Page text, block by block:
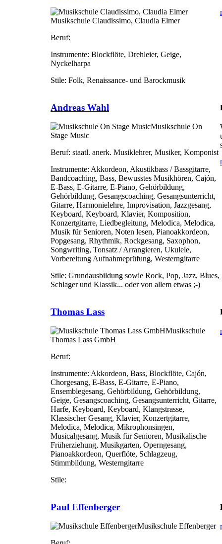
Musikschule Claudissimo, Claudia Elmer
Beruf:
Instrumente: Blockflöte, Drehleier, Geige,
Nyckelharpa
Stile: Folk, Renaissance- und Barockmusik
Andreas Wahl
Musikschule On
Stage Music
Beruf: staatl. anerk. Musiklehrer, Musiker, Komponist
Instrumente: Akkordeon, Akustikbass / Bassgitarre,
Bandcoaching, Bass, Bewusstes Musikhören, Cajón,
E-Bass, E-Gitarre, E-Piano, Gehörbildung,
Gehörbildung, Gesangscoaching, Gesangsunterricht,
Gitarre, Harmonielehre, Improvisation, Jazzgesang,
Keyboard, Keyboard, Klavier, Komposition,
Konzertgitarre, Liedbegleitung, Melodica, Melodica,
Musik für Senioren, Noten lesen, Pianoakkordeon,
Popgesang, Rhythmik, Rockgesang, Saxophon,
Songwriting, Tonsatz / Arrangieren, Ukulele,
Vorbereitung Aufnahmeprüfung, Westerngitarre
Stile: Grundausbildung sowie Rock, Pop, Jazz, Blues,
Schlager und Klassik... oder von allem etwas ;-)
Thomas Lass
Musikschule
Thomas Lass GmbH
Beruf:
Instrumente: Akkordeon, Bass, Blockflöte, Cajón,
Chorgesang, E-Bass, E-Gitarre, E-Piano,
Ensemblegesang, Gehörbildung, Gehörbildung,
Geige, Gesangscoaching, Gesangsunterricht, Gitarre,
Harfe, Keyboard, Keyboard, Klangstrasse,
Klassischer Gesang, Klavier, Konzertgitarre,
Melodica, Melodica, Mikrophonsingen,
Musicalgesang, Musik für Senioren, Musikalische
Früherziehung, Musikgarten, Operngesang,
Pianoakkordeon, Querflöte, Schlagzeug,
Stimmbildung, Westerngitarre
Stile:
Paul Effenberger
Musikschule Effenberger